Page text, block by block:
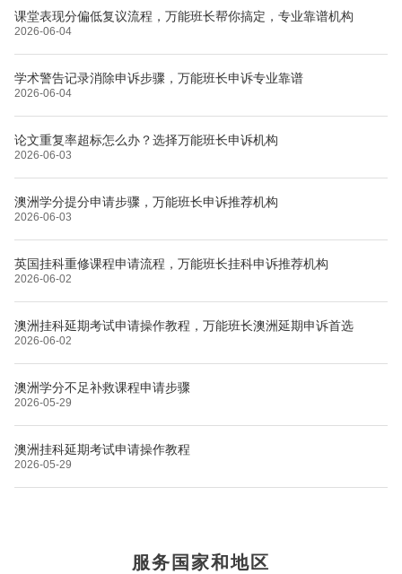
课堂表现分偏低复议流程，万能班长帮你搞定，专业靠谱机构
2026-06-04
学术警告记录消除申诉步骤，万能班长申诉专业靠谱
2026-06-04
论文重复率超标怎么办？选择万能班长申诉机构
2026-06-03
澳洲学分提分申请步骤，万能班长申诉推荐机构
2026-06-03
英国挂科重修课程申请流程，万能班长挂科申诉推荐机构
2026-06-02
澳洲挂科延期考试申请操作教程，万能班长澳洲延期申诉首选
2026-06-02
澳洲学分不足补救课程申请步骤
2026-05-29
澳洲挂科延期考试申请操作教程
2026-05-29
服务国家和地区